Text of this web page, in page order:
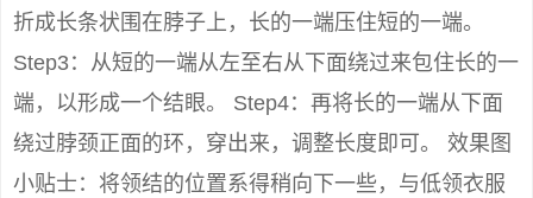
折成长条状围在脖子上，长的一端压住短的一端。
Step3：从短的一端从左至右从下面绕过来包住长的一
端，以形成一个结眼。 Step4：再将长的一端从下面
绕过脖颈正面的环，穿出来，调整长度即可。 效果图
小贴士：将领结的位置系得稍向下一些，与低领衣服